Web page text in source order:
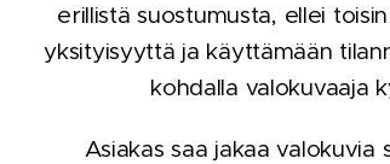
erillistä suostumusta, ellei
yksityisyyttä ja käyttämään
kohdalla valokuvaaja
Asiakas saa jakaa